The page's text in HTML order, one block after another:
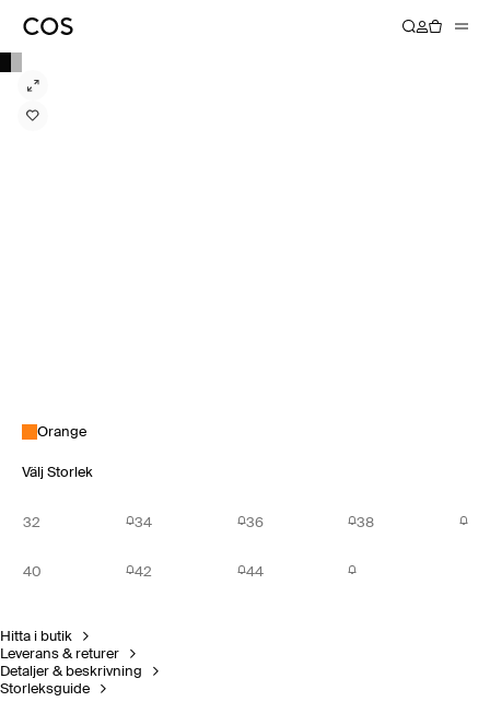
Orange
Välj Storlek
32 34 36 38
40 42 44
Hitta i butik
Leverans & returer
Detaljer & beskrivning
Storleksguide